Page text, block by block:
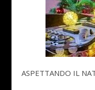
ASPETTANDO IL